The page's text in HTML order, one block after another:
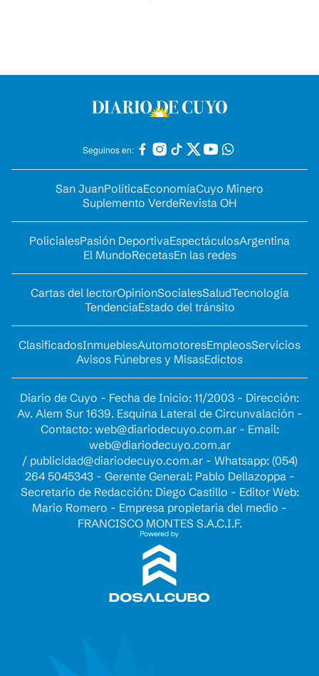
Seguinos en:
San JuanPolíticaEconomíaCuyo Minero
Suplemento VerdeRevista OH
PolicialesPasión DeportivaEspectáculosArgentina
El MundoRecetasEn las redes
Cartas del lectorOpinionSocialesSaludTecnología
TendenciaEstado del tránsito
ClasificadosInmueblesAutomotoresEmpleosServicios
Avisos Fúnebres y MisasEdictos
Diario de Cuyo - Fecha de Inicio: 11/2003 - Dirección:
Av. Alem Sur 1639. Esquina Lateral de Circunvalación -
Contacto: web@diariodecuyo.com.ar- Email:
web@diariodecuyo.com.ar
/ publicidad@diariodecuyo.com.ar- Whatsapp: (054)
264 5045343 - Gerente General: Pablo Dellazoppa -
Secretario de Redacción: Diego Castillo - Editor Web:
Mario Romero - Empresa propietaria del medio -
FRANCISCO MONTES S.A.C.I.F.